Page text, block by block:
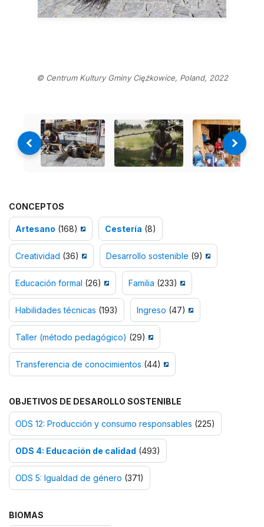
© Centrum Kultury Gminy Ciężkowice, Poland, 2022
CONCEPTOS
Artesano (168) Cestería (8)
Creatividad (36) Desarrollo sostenible (9)
Educación formal (26) Familia (233)
Habilidades técnicas (193) Ingreso (47)
Taller (método pedagógico) (29)
Transferencia de conocimientos (44)
OBJETIVOS DE DESAROLLO SOSTENIBLE
ODS 12: Producción y consumo responsables (225)
ODS 4: Educación de calidad (493)
ODS 5: Igualdad de género (371)
BIOMAS